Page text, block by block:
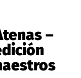
–